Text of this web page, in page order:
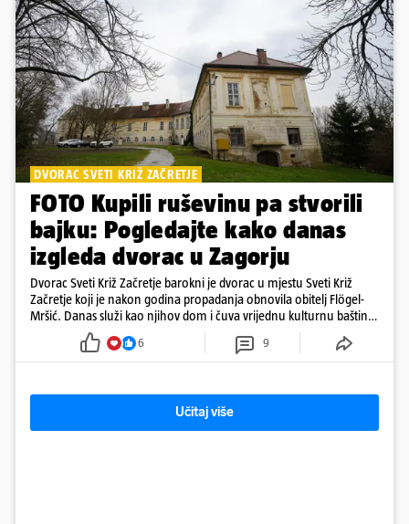
DVORAC SVETI KRIŽ ZAČRETJE
FOTO Kupili ruševinu pa stvorili
bajku: Pogledajte kako danas
izgleda dvorac u Zagorju
Dvorac Sveti Križ Začretje barokni je dvorac u mjestu Sveti Križ
Začretje koji je nakon godina propadanja obnovila obitelj Flögel-
Mršić. Danas služi kao njihov dom i čuva vrijednu kulturnu baštinu
davno zaboravljenog vremena
6 9
Učitaj više